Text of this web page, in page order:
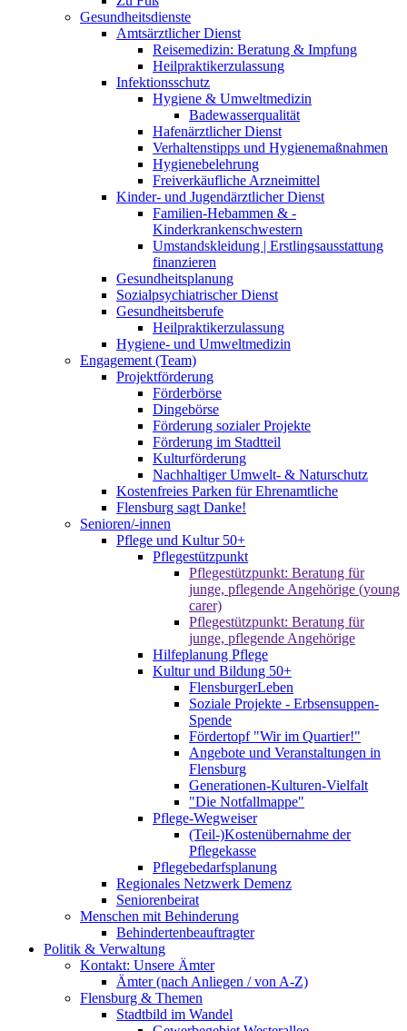
Gesundheitsdienste
Amtsärztlicher Dienst
Reisemedizin: Beratung & Impfung
Heilpraktikerzulassung
Infektionsschutz
Hygiene & Umweltmedizin
Badewasserqualität
Hafenärztlicher Dienst
Verhaltenstipps und Hygienemaßnahmen
Hygienebelehrung
Freiverkäufliche Arzneimittel
Kinder- und Jugendärztlicher Dienst
Familien-Hebammen & -
Kinderkrankenschwestern
Umstandskleidung | Erstlingsausstattung
finanzieren
Gesundheitsplanung
Sozialpsychiatrischer Dienst
Gesundheitsberufe
Heilpraktikerzulassung
Hygiene- und Umweltmedizin
Engagement (Team)
Projektförderung
Förderbörse
Dingebörse
Förderung sozialer Projekte
Förderung im Stadtteil
Kulturförderung
Nachhaltiger Umwelt- & Naturschutz
Kostenfreies Parken für Ehrenamtliche
Flensburg sagt Danke!
Senioren/-innen
Pflege und Kultur 50+
Pflegestützpunkt
Pflegestützpunkt: Beratung für
junge, pflegende Angehörige (young
carer)
Pflegestützpunkt: Beratung für
junge, pflegende Angehörige
Hilfeplanung Pflege
Kultur und Bildung 50+
FlensburgerLeben
Soziale Projekte - Erbsensuppen-
Spende
Fördertopf "Wir im Quartier!"
Angebote und Veranstaltungen in
Flensburg
Generationen-Kulturen-Vielfalt
"Die Notfallmappe"
Pflege-Wegweiser
(Teil-)Kostenübernahme der
Pflegekasse
Pflegebedarfsplanung
Regionales Netzwerk Demenz
Seniorenbeirat
Menschen mit Behinderung
Behindertenbeauftragter
Politik & Verwaltung
Kontakt: Unsere Ämter
Ämter (nach Anliegen / von A-Z)
Flensburg & Themen
Stadtbild im Wandel